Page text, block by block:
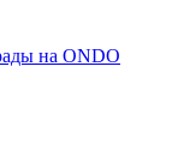
на ONDO